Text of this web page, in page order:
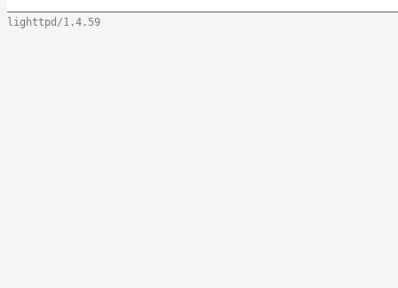
lighttpd/1.4.59